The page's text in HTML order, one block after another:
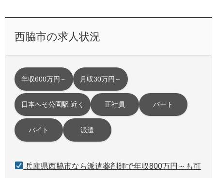
西脇市の求人状況
年収600万円～ 月収30万円～
日本へそ公園駅 近く 正社員 パート
バイト 派遣
兵庫県西脇市なら派遣薬剤師で年収800万円～も可